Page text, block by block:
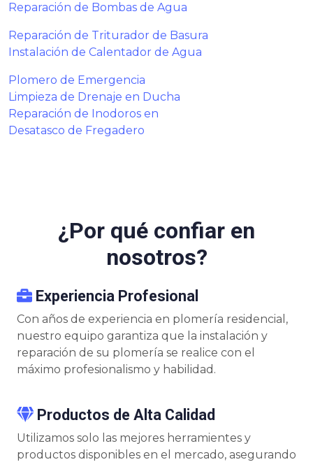
Reparación de Bombas de Agua
Reparación de Triturador de Basura
Instalación de Calentador de Agua
Plomero de Emergencia
Limpieza de Drenaje en Ducha
Reparación de Inodoros en
Desatasco de Fregadero
¿Por qué confiar en
nosotros?
Experiencia Profesional
Con años de experiencia en plomería residencial,
nuestro equipo garantiza que la instalación y
reparación de su plomería se realice con el
máximo profesionalismo y habilidad.
Productos de Alta Calidad
Utilizamos solo las mejores herramientes y
productos disponibles en el mercado, asegurando